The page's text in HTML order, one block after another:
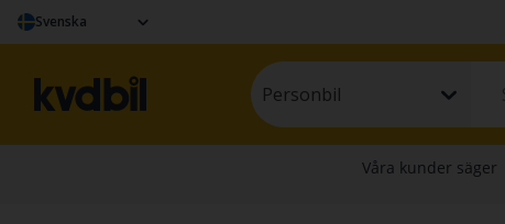
Svenska
Personbil